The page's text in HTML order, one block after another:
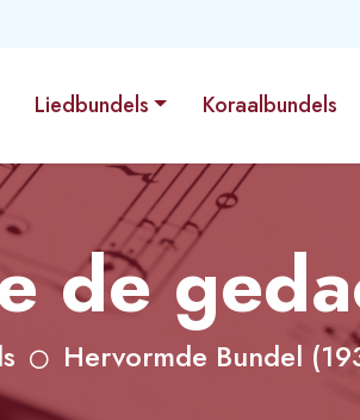
Liedbundels Koraalbundels
de
Hervormde Bundel